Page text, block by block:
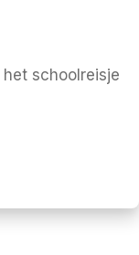
schoolreisje